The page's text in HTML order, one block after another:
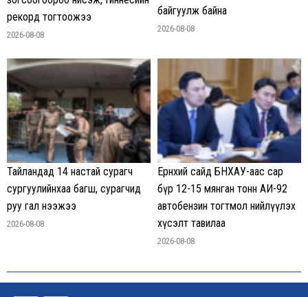
рекорд тогтоожээ
2026-08-08
байгуулж байна
2026-08-08
Тайландад 14 настай сурагч
сургуулийнхаа багш, сурагчид
руу гал нээжээ
2026-08-08
Ерөнхий сайд БНХАУ-аас сар
бүр 12-15 мянган тонн АИ-92
автобензин тогтмол нийлүүлэх
хүсэлт тавилаа
2026-08-08